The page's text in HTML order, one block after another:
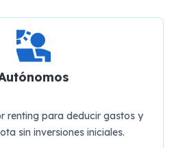
renting para deducir gastos y
sin inversiones iniciales.